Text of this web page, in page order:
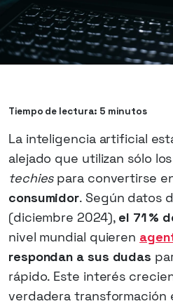
Tiempo de lectura: 5 minutos
La inteligencia artificial
alejado que utilizan sólo
techies para convertirse
consumidor. Según datos
(diciembre 2024), el 71 %
nivel mundial quieren
respondan a sus dudas
rápido. Este interés
verdadera transformación